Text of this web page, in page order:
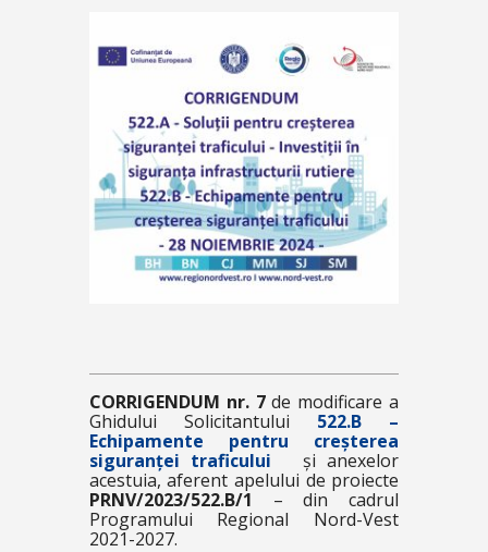
CORRIGENDUM nr. 7de modificare a
Ghidului Solicitantului 522.B –
Echipamente pentru creșterea
siguranței traficului
și anexelor
acestuia, aferent apelului de proiecte
PRNV/2023/522.B/1 – din cadrul
Programului Regional Nord-Vest
2021-2027.